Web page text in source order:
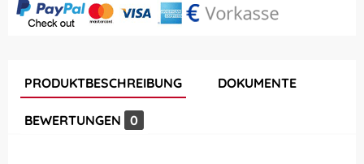
PRODUKTBESCHREIBUNG DOKUMENTE
BEWERTUNGEN 0